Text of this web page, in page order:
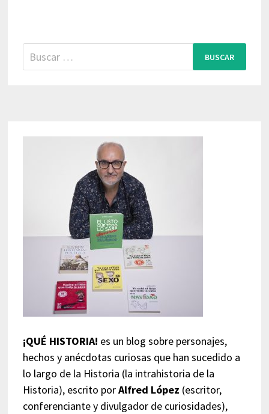
Buscar:
¡QUÉ HISTORIA! es un blog sobre personajes,
hechos y anécdotas curiosas que han sucedido a
lo largo de la Historia (la intrahistoria de la
Historia), escrito porAlfred López (escritor,
conferenciante y divulgador de curiosidades),